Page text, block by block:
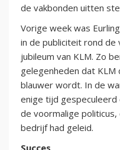
de vakbonden uitten
Vorige week was
in de publiciteit rond
jubileum van KLM. Zo
gelegenheden dat
blauwer wordt. In de
enige tijd
de voormalige
bedrijf had geleid.
Succes